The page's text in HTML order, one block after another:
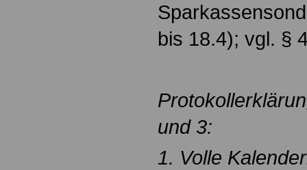
bis 18.4); vgl. §
und 3:
1. Volle